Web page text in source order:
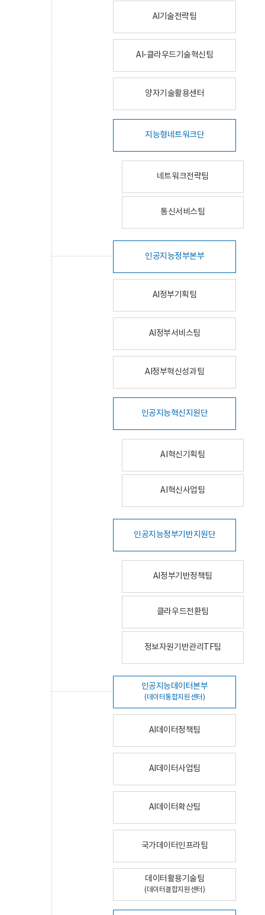
AI기술전략팀
AI-클라우드기술혁신팀
양자기술활용센터
지능형네트워크단
네트워크전략팀
통신서비스팀
인공지능정부본부
AI정부기획팀
AI정부서비스팀
AI정부혁신성과팀
인공지능혁신지원단
AI혁신기획팀
AI혁신사업팀
인공지능정부기반지원단
AI정부기반정책팀
클라우드전환팀
정보자원기반관리TF팀
인공지능데이터본부
(데이터통합지원센터)
AI데이터정책팀
AI데이터사업팀
AI데이터확산팀
국가데이터인프라팀
데이터활용기술팀
(데이터결합지원센터)